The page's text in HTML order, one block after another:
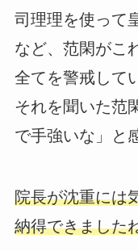
司理理を使って
など、范閑がこ
全てを警戒して
それを聞いた范
で手強いな」と
院長が沈重には
納得できました